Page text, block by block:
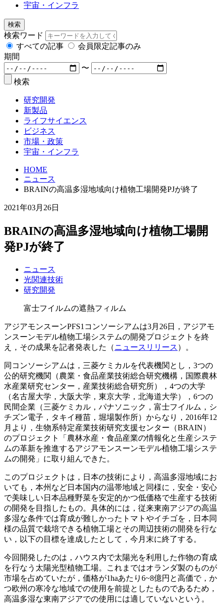
宇宙・インフラ
検索
検索ワード
すべての記事
会員限定記事のみ
期間
〜
検索
研究開発
新製品
ライフサイエンス
ビジネス
市場・政策
宇宙・インフラ
HOME
ニュース
BRAINの高温多湿地域向け植物工場開発PJが終了
2021年03月26日
BRAINの高温多湿地域向け植物工場開
発PJが終了
ニュース
光関連技術
研究開発
富士フイルムの遮熱フィルム
アジアモンスーンPFS1コンソーシアムは3月26日，アジアモ
ンスーンモデル植物工場システムの開発プロジェクトを終
え，その成果を記者発表した（ニュースリリース ）。
同コンソーシアムは，三菱ケミカルを代表機関とし，3つの
公的研究機関（農業・食品産業技術総合研究機構，国際農林
水産業研究センター，産業技術総合研究所），4つの大学
（名古屋大学，大阪大学，東京大学，北海道大学），6つの
民間企業（三菱ケミカル，パナソニック，富士フイルム，シ
チズン電子，タキイ種苗，堀場製作所）からなり，2016年12
月より，生物系特定産業技術研究支援センター（BRAIN）
のプロジェクト「農林水産・食品産業の情報化と生産システ
ムの革新を推進するアジアモンスーンモデル植物工場システ
ムの開発」に取り組んできた。
このプロジェクトは，日本の技術により，高温多湿地域にお
いても，本州など日本国内の温帯地域と同様に，安全・安心
で美味しい日本品種野菜を安定的かつ低価格で生産する技術
の開発を目指したもの。具体的には，従来東南アジアの高温
多湿な条件では育成が難しかったトマトやイチゴを，日本同
様の品質で栽培できる植物工場とその周辺技術の開発を行な
い，以下の目標を達成したとして，今月末に終了する。
今回開発したのは，ハウス内で太陽光を利用した作物の育成
を行なう太陽光型植物工場。これまではオランダ製のものが
市場を占めていたが，価格が1haあたり6~8億円と高価で，か
つ欧州の寒冷な地域での使用を前提としたものであるため，
高温多湿な東南アジアでの使用には適していないという。